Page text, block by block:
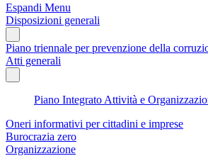
Espandi Menu
Disposizioni generali
Piano triennale per prevenzione della
Atti generali
Piano Integrato Attività e
Oneri informativi per cittadini e imprese
Burocrazia zero
Organizzazione